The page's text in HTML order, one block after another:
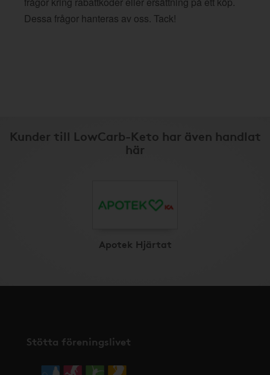
Dessa frågor hanteras av oss. Tack!
Kunder till LowCarb-Keto har även handlat
här
Apotek Hjärtat
Stötta föreningslivet